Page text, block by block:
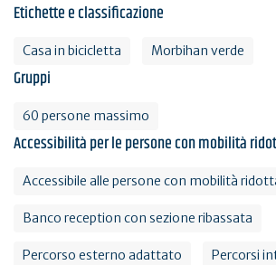
Etichette e classificazione
Casa in bicicletta Morbihan verde
Gruppi
60 persone massimo
Accessibilità per le persone con mobilità
Accessibile alle persone con mobilità
Banco reception con sezione ribassata
Percorso esterno adattato Percorsi